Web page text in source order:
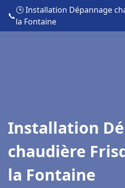
📞
🕒 Installation Dépannage
la Fontaine
Installation
chaudière
la Fontaine